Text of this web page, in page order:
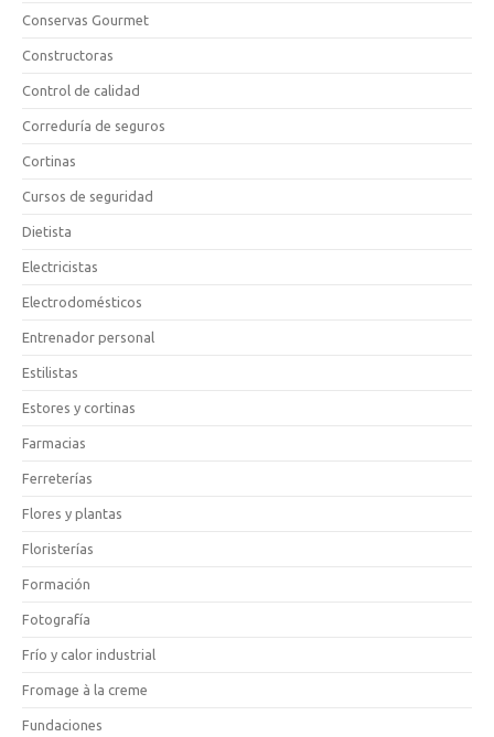
Conservas Gourmet
Constructoras
Control de calidad
Correduría de seguros
Cortinas
Cursos de seguridad
Dietista
Electricistas
Electrodomésticos
Entrenador personal
Estilistas
Estores y cortinas
Farmacias
Ferreterías
Flores y plantas
Floristerías
Formación
Fotografía
Frío y calor industrial
Fromage à la creme
Fundaciones